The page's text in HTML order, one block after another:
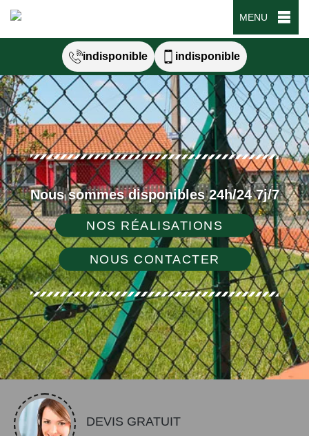
MENU
indisponible indisponible
Nous sommes disponibles 24h/24 7j/7
NOS RÉALISATIONS
NOUS CONTACTER
DEVIS GRATUIT